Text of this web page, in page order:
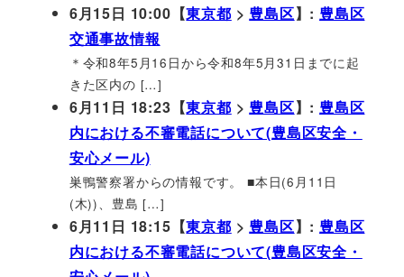
6月15日 10:00【東京都 >豊島区】:豊島区
交通事故情報
＊令和8年5月16日から令和8年5月31日までに起
きた区内の […]
6月11日 18:23【東京都 >豊島区】:豊島区
内における不審電話について(豊島区安全・
安心メール)
巣鴨警察署からの情報です。 ■本日(6月11日
(木))、豊島 […]
6月11日 18:15【東京都 >豊島区】:豊島区
内における不審電話について(豊島区安全・